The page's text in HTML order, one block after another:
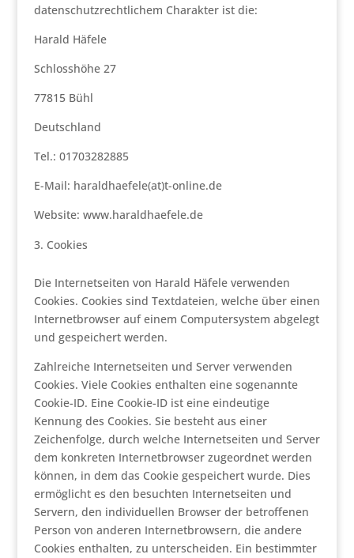
datenschutzrechtlichem Charakter ist die:
Harald Häfele
Schlosshöhe 27
77815 Bühl
Deutschland
Tel.: 01703282885
E-Mail: haraldhaefele(at)t-online.de
Website: www.haraldhaefele.de
Cookies
Die Internetseiten von Harald Häfele verwenden
Cookies. Cookies sind Textdateien, welche über einen
Internetbrowser auf einem Computersystem abgelegt
und gespeichert werden.
Zahlreiche Internetseiten und Server verwenden
Cookies. Viele Cookies enthalten eine sogenannte
Cookie-ID. Eine Cookie-ID ist eine eindeutige
Kennung des Cookies. Sie besteht aus einer
Zeichenfolge, durch welche Internetseiten und Server
dem konkreten Internetbrowser zugeordnet werden
können, in dem das Cookie gespeichert wurde. Dies
ermöglicht es den besuchten Internetseiten und
Servern, den individuellen Browser der betroffenen
Person von anderen Internetbrowsern, die andere
Cookies enthalten, zu unterscheiden. Ein bestimmter